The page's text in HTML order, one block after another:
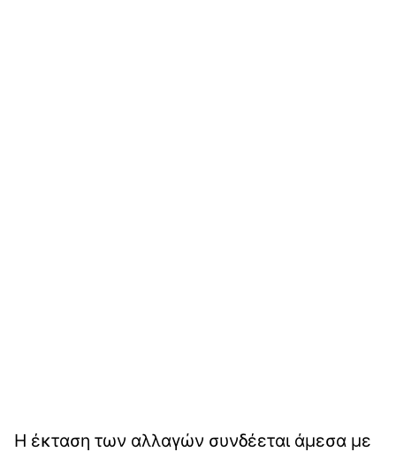
Η έκταση των αλλαγών συνδέεται άμεσα με